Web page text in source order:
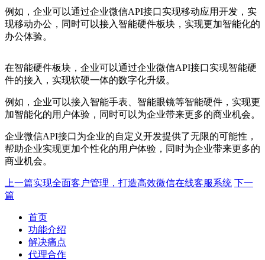
例如，企业可以通过企业微信API接口实现移动应用开发，实
现移动办公，同时可以接入智能硬件板块，实现更加智能化的
办公体验。
在智能硬件板块，企业可以通过企业微信API接口实现智能硬
件的接入，实现软硬一体的数字化升级。
例如，企业可以接入智能手表、智能眼镜等智能硬件，实现更
加智能化的用户体验，同时可以为企业带来更多的商业机会。
企业微信API接口为企业的自定义开发提供了无限的可能性，
帮助企业实现更加个性化的用户体验，同时为企业带来更多的
商业机会。
上一篇实现全面客户管理，打造高效微信在线客服系统 下一
篇
首页
功能介绍
解决痛点
代理合作